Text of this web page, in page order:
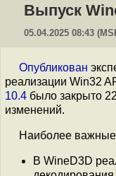
Выпуск
05.04.2025 08:43
Опубликован
реализации Win32
10.4 было закрыто
изменений.
Наиболее важные
В WineD3D